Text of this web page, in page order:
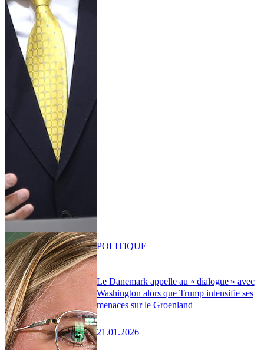
Le Danemark appelle au « dialogue » avec
Washington alors que Trump intensifie ses
menaces sur le Groenland
21.01.2026
POLITIQUE